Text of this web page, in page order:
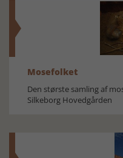
Mosefolket
Den største samling af
Silkeborg Hovedgården